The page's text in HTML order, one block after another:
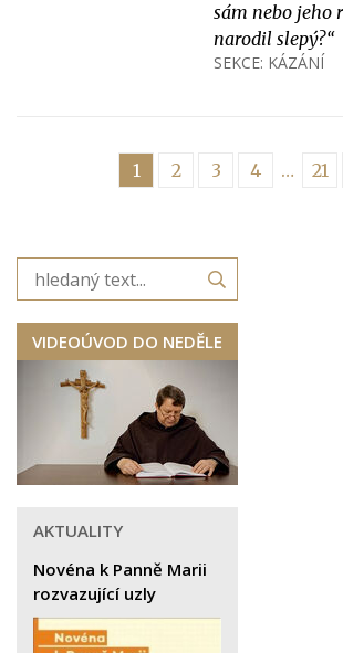
sám nebo jeho
narodil slepý?“
SEKCE: KÁZÁNÍ
1 2 3 4 … 21
VIDEOÚVOD DO NEDĚLE
AKTUALITY
Novéna k Panně Marii
rozvazující uzly